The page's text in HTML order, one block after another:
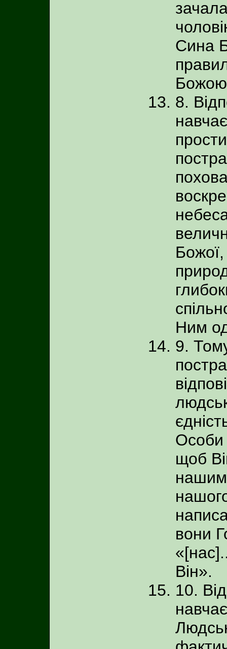
Сина
8.
Ним
9.
Особи
щоб
вони
Він».
10.